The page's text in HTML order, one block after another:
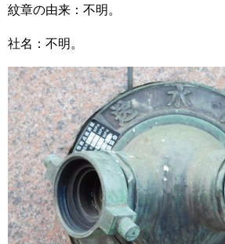
紋章の由来：不明。
社名：不明。